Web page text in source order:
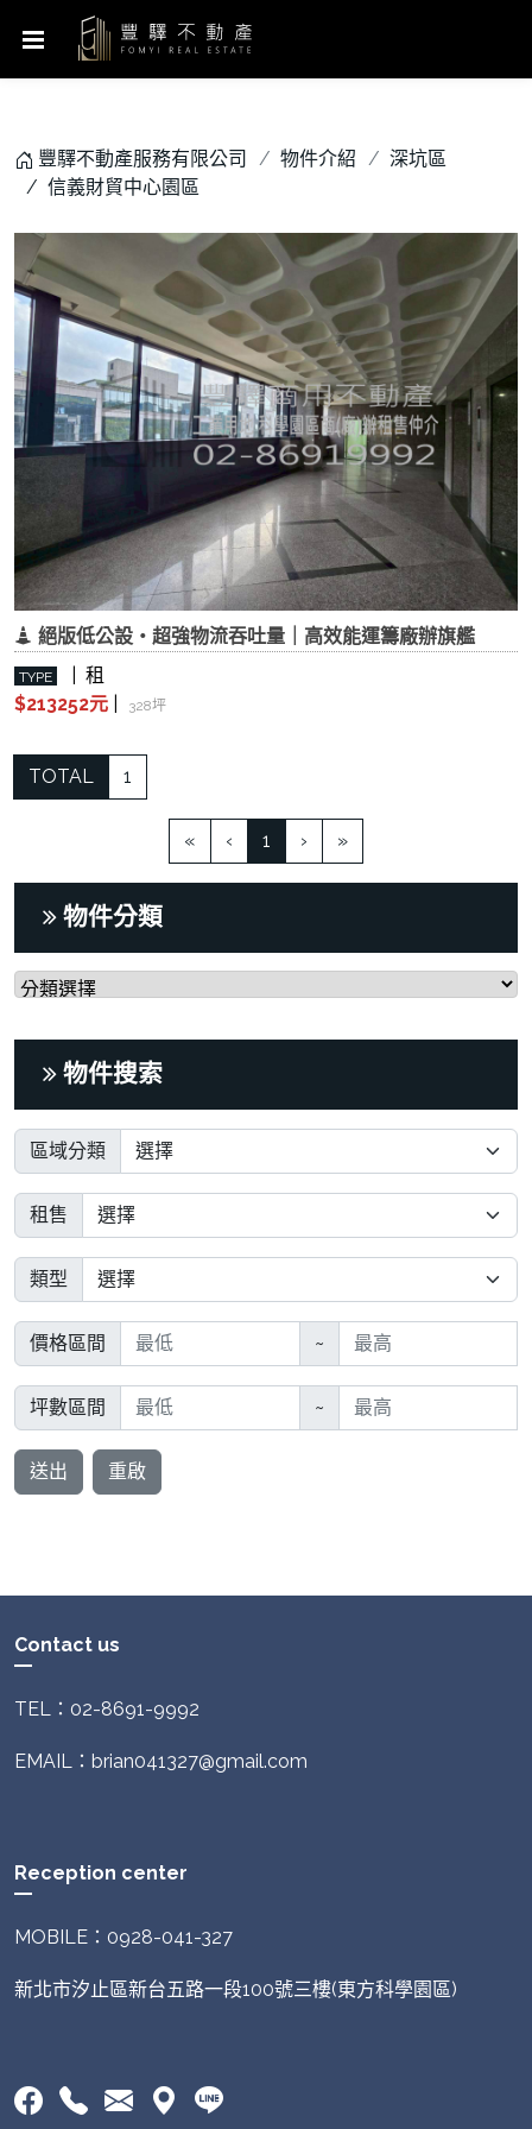
豐驛不動產服務有限公司 物件介紹
深坑區
信義財貿中心園區
絕版低公設・超強物流吞吐量｜高效能運籌廠辦旗艦
TYPE
| 租
$213252元
328坪
TOTAL 1
« ‹ 1 (current)
› »
物件分類
物件搜索
區域分類
租售
類型
價格區間 ~
坪數區間 ~
送出 重啟
Contact us
TEL：02-8691-9992
EMAIL：brian041327@gmail.com
Reception center
MOBILE：0928-041-327
新北市汐止區新台五路一段100號三樓(東方科學園區)